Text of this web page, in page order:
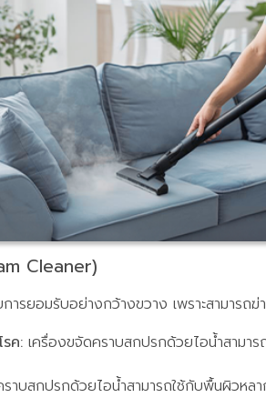
Cleaner)
ารยอมรับอย่างกว้างขวาง เพราะสามารถ
ค: เครื่องขจัดคราบสกปรกด้วยไอน้ำสามา
าบสกปรกด้วยไอน้ำสามารถใช้กับพื้นผิวหล